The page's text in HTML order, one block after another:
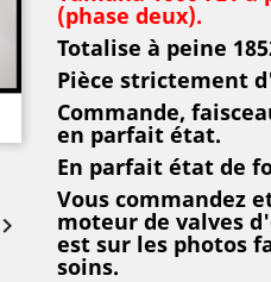

(phase deux).
Totalise à peine
Pièce strictement
Commande,
en parfait état.
En parfait état de
Vous commandez
moteur de valves
est sur les photos
soins.